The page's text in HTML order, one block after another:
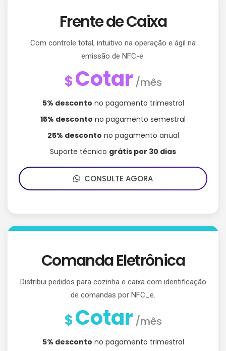
Frente de Caixa
Com controle total, intuitivo na operação e ágil na
emissão de NFC-e.
$Cotar /mês
5% desconto no pagamento trimestral
15% desconto no pagamento semestral
25% desconto no pagamento anual
Suporte técnico grátis por 30 dias
CONSULTE AGORA
Comanda Eletrônica
Distribui pedidos para cozinha e caixa com identificação
de comandas por NFC_e.
$Cotar /mês
5% desconto no pagamento trimestral